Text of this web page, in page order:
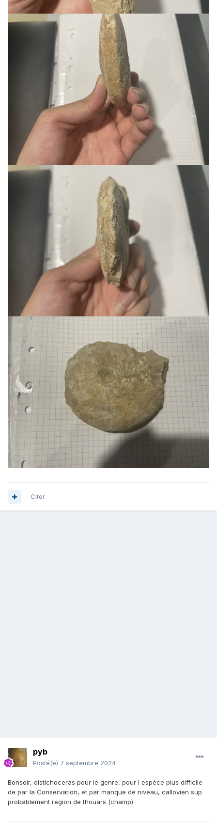
Citer
pyb
Posté(e) 7 septembre 2024
Bonsoir, distichoceras pour le genre, pour l espèce plus difficile
de par la Conservation, et par manque de niveau, callovien sup
probablement region de thouars (champ)